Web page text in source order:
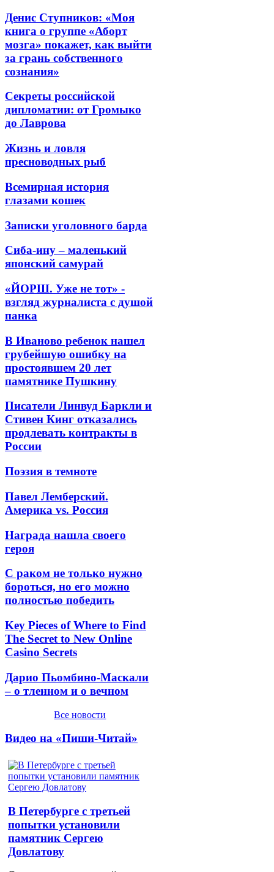
Денис Ступников: «Моя
книга о группе «Аборт
мозга» покажет, как выйти
за грань собственного
сознания»
Секреты российской
дипломатии: от Громыко
до Лаврова
Жизнь и ловля
пресноводных рыб
Всемирная история
глазами кошек
Записки уголовного барда
Сиба-ину – маленький
японский самурай
«ЙОРШ. Уже не тот» -
взгляд журналиста с душой
панка
В Иваново ребенок нашел
грубейшую ошибку на
простоявшем 20 лет
памятнике Пушкину
Писатели Линвуд Баркли и
Стивен Кинг отказались
продлевать контракты в
России
Поэзия в темноте
Павел Лемберский.
Америка vs. Россия
Награда нашла своего
героя
С раком не только нужно
бороться, но его можно
полностью победить
Key Pieces of Where to Find
The Secret to New Online
Casino Secrets
Дарио Пьомбино-Маскали
– о тленном и о вечном
Все новости
Видео на «Пиши-Читай»
В Петербурге с третьей
попытки установили
памятник Сергею
Довлатову